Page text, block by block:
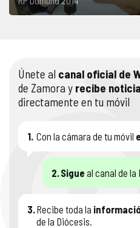
Únete al canal oficial de
de Zamora y recibe
directamente en tu móvil
1. Con la cámara de tu móvil
2.Sigue al canal de la
3.Recibe toda la
de la Diócesis.